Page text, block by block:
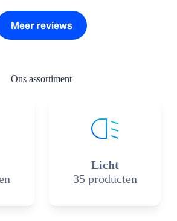
Meer reviews
Ons assortiment
Licht
35 producten